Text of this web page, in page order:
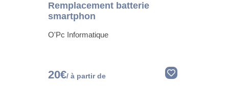
Remplacement batterie
smartphon
O'Pc Informatique
20€/ à partir de